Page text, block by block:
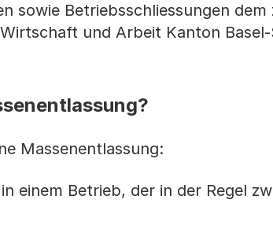
sowie Betriebsschliessungen dem
und Arbeit Kanton
Massenentlassung:
einem Betrieb, der in der Regel